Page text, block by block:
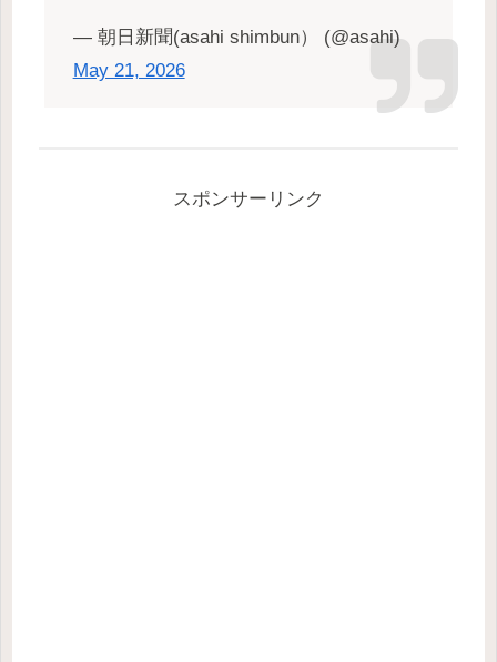
— 朝日新聞(asahi shimbun） (@asahi)
May 21, 2026
スポンサーリンク